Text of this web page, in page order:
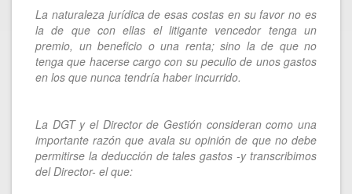
La naturaleza jurídica de esas costas en su favor no es
la de que con ellas el litigante vencedor tenga un
premio, un beneficio o una renta; sino la de que no
tenga que hacerse cargo con su peculio de unos gastos
en los que nunca tendría haber incurrido.
La DGT y el Director de Gestión consideran como una
importante razón que avala su opinión de que no debe
permitirse la deducción de tales gastos -y transcribimos
del Director- el que: